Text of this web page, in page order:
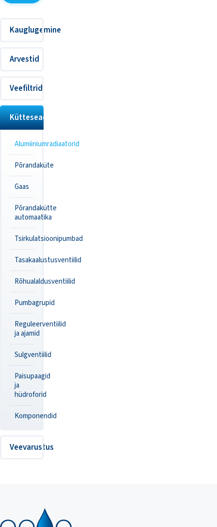
Kauglugemine
Arvestid
Veefiltrid
Kütteseadmed
Alumiiniumradiaatorid
Põrandaküte
Gaas
Põrandakütte
automaatika
Tsirkulatsioonipumbad
Tasakaalustusventiilid
Rõhualaldusventiilid
Pumbagrupid
Reguleerventiilid
ja ajamid
Sulgventiilid
Paisupaagid
ja
hüdroforid
Komponendid
Veevarustus